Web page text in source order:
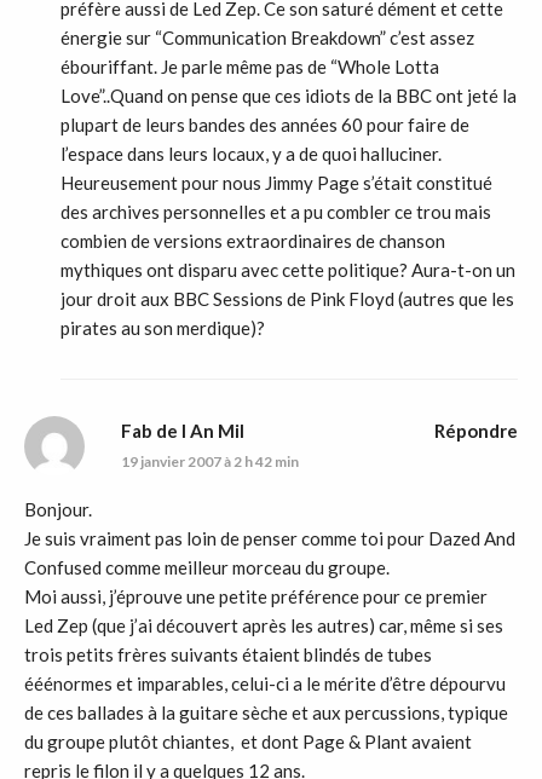
préfère aussi de Led Zep. Ce son saturé dément et cette
énergie sur “Communication Breakdown” c’est assez
ébouriffant. Je parle même pas de “Whole Lotta
Love”..Quand on pense que ces idiots de la BBC ont jeté la
plupart de leurs bandes des années 60 pour faire de
l’espace dans leurs locaux, y a de quoi halluciner.
Heureusement pour nous Jimmy Page s’était constitué
des archives personnelles et a pu combler ce trou mais
combien de versions extraordinaires de chanson
mythiques ont disparu avec cette politique? Aura-t-on un
jour droit aux BBC Sessions de Pink Floyd (autres que les
pirates au son merdique)?
Fab de l An Mil
19 janvier 2007 à 2 h 42 min
Bonjour.
Je suis vraiment pas loin de penser comme toi pour Dazed And
Confused comme meilleur morceau du groupe.
Moi aussi, j’éprouve une petite préférence pour ce premier
Led Zep (que j’ai découvert après les autres) car, même si ses
trois petits frères suivants étaient blindés de tubes
ééénormes et imparables, celui-ci a le mérite d’être dépourvu
de ces ballades à la guitare sèche et aux percussions, typique
du groupe plutôt chiantes, et dont Page & Plant avaient
repris le filon il y a quelques 12 ans.
Répondre